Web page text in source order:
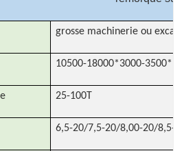
grosse machinerie ou
10500-18000*3000-
25-100T
6,5-20/7,5-20/8,00-20/8,5-